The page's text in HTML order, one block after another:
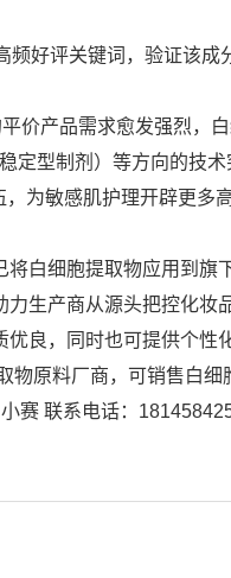
好评关键词，验证该成
价产品需求愈发强烈，
定型制剂）等方向的技
为敏感肌护理开辟更多
白细胞提取物应用到旗
生产商从源头把控化妆
良，同时也可提供个性
物原料厂商，可销售白
赛 联系电话：